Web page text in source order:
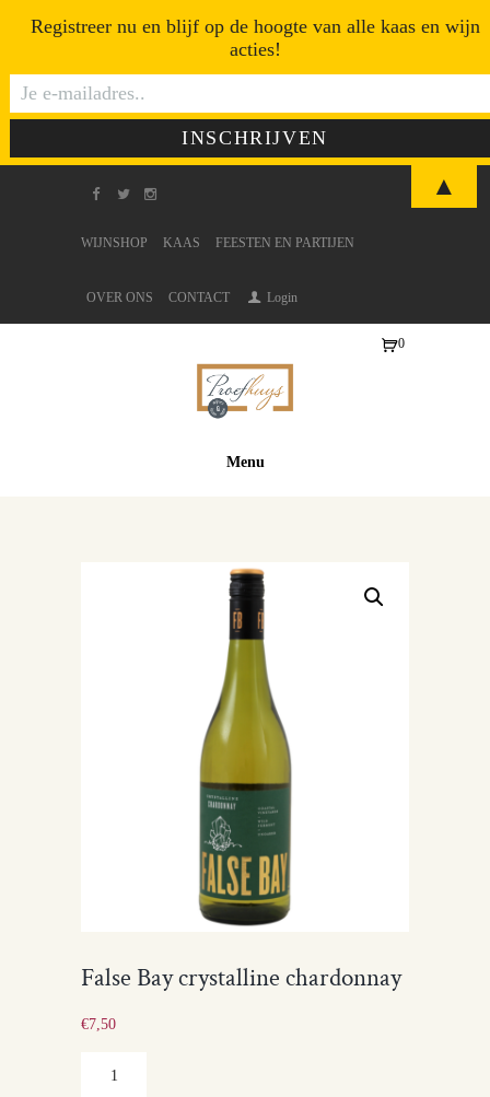
WIJNSHOP KAAS FEESTEN EN PARTIJEN
OVER ONS CONTACT Login
Menu
0
False Bay crystalline chardonnay
€7,50
Registreer nu en blijf op de hoogte van alle kaas en wijn
acties!
▲